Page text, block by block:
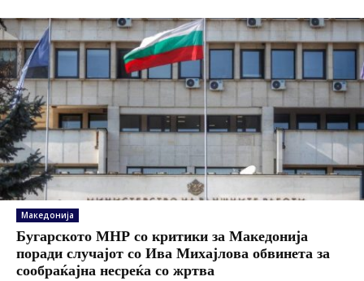
Македонија
Бугарското МНР со критики за Македонија
поради случајот со Ива Михајлова обвинета за
сообраќајна несреќа со жртва